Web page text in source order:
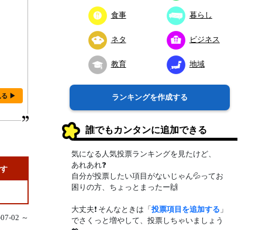
る ▶
02 ～
食事 暮らし
ネタ ビジネス
教育 地域
ランキングを作成する
誰でもカンタンに追加できる
気になる人気投票ランキングを見たけど、
あれあれ❓
自分が投票したい項目がないじゃん💦ってお
困りの方、ちょっとまったー🙌
大丈夫❗ そんなときは「投票項目を追加する 」
でさくっと増やして、投票しちゃいましょう